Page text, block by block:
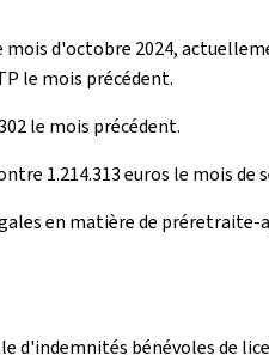
d'octobre 2024,
le mois précédent.
le mois précédent.
1.214.313 euros le mois de
en matière de
d'indemnités bénévoles de